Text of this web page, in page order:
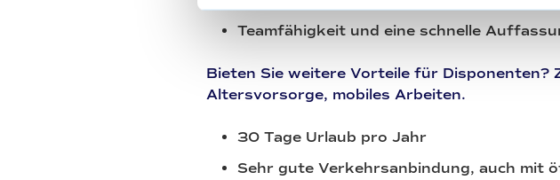
Teamfähigkeit und eine schnelle
Bieten Sie weitere Vorteile für Disponenten?
Altersvorsorge, mobiles Arbeiten.
30 Tage Urlaub pro Jahr
Sehr gute Verkehrsanbindung, auch mit